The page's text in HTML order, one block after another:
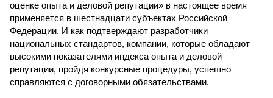
оценке опыта и деловой репутации» в настоящее время
применяется в шестнадцати субъектах Российской
Федерации. И как подтверждают разработчики
национальных стандартов, компании, которые обладают
высокими показателями индекса опыта и деловой
репутации, пройдя конкурсные процедуры, успешно
справляются с договорными обязательствами.